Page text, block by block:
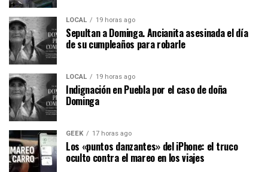
LOCAL 19 horas ago
Sepultan a Dominga. Ancianita asesinada el día
de su cumpleaños para robarle
LOCAL 19 horas ago
Indignación en Puebla por el caso de doña
Dominga
GEEK 17 horas ago
Los «puntos danzantes» del iPhone: el truco
oculto contra el mareo en los viajes